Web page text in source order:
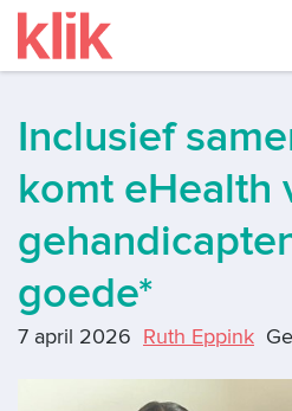
Inclusief
komt eHealth
goede*
7 april 2026 Ruth Eppink